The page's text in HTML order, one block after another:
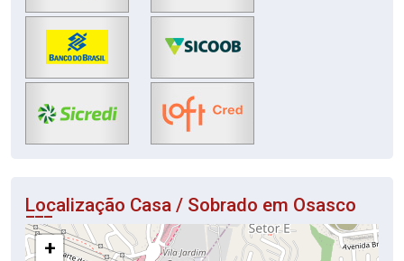
Localização Casa / Sobrado em Osasco
+